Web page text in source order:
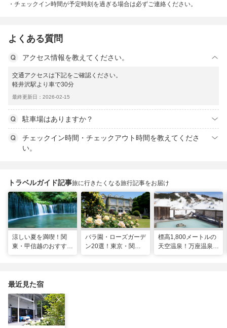
チェックイン時間が予定時刻を過ぎる場合は必ずご連絡ください。
よくある質問
アクセス情報を教えてください。
交通アクセスは下記をご確認ください。
軽井沢駅より車で30分
最終更新日：2026-02-15
駐車場はありますか？
チェックイン時間・チェックアウト時間を教えてくださ
い。
トラベルガイド記事旅に行きたくなる旅行記事をお届け
涼しい夏を満喫！関
東・甲信越のおすすめ
バラ園・ローズガーデ
ン20選！東京・関東
標高1,800メートルの
天空温泉！万座温泉
最近見た宿